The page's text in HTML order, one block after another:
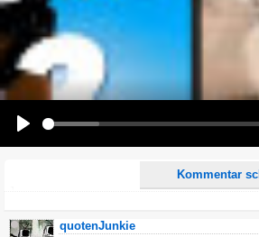
Kommentar
Alle HTML-Tags außer <br>, <strike> und <i> werden aus
URLs werden automatisch umgewandelt. Bitte verwende
Ich möchte eine E-Mail, wenn auf dieser Seite
quotenJunkie